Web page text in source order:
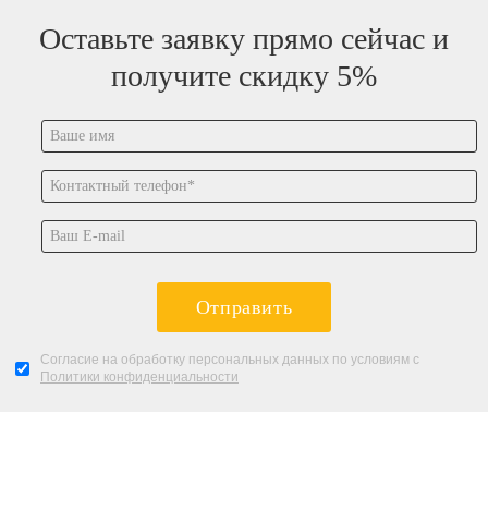
Оставьте заявку прямо сейчас и
получите скидку 5%
Отправить
Согласие на обработку персональных данных по условиям с
Политики конфиденциальности